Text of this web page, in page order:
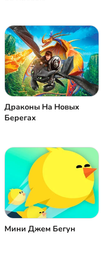
Драконы На Новых
Берегах
Мини Джем Бегун